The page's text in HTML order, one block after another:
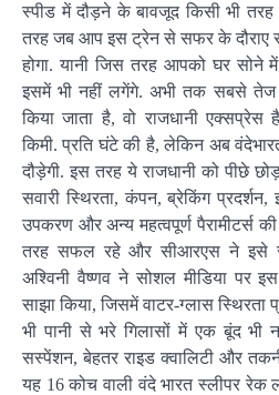
स्‍पीड में दौड़ने के बावजूद किसी भी
तरह जब आप इस ट्रेन से सफर के दौराए
होगा. यानी जिस तरह आपको घर
इसमें भी नहीं लगेंगे. अभी तक सबसे
किया जाता है, वो राजधानी
किमी. प्रति घंटे की है, लेकिन अब
दौड़ेगी. इस तरह ये राजधानी को पीछे
सवारी स्थिरता, कंपन, ब्रेकिंग प्रदर्शन,
उपकरण और अन्य महत्वपूर्ण पैरामीटर्स
तरह सफल रहे और सीआरएस ने इसे
अश्विनी वैष्णव ने सोशल मीडिया पर
साझा किया, जिसमें वाटर-ग्लास स्थिरता
भी पानी से भरे गिलासों में एक बूंद भी
सस्पेंशन, बेहतर राइड क्वालिटी और
यह 16 कोच वाली वंदे भारत स्लीपर रेक